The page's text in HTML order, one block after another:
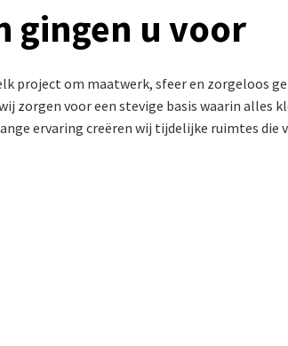
gingen u voor
project om maatwerk, sfeer en zorgeloos
zorgen voor een stevige basis waarin alles
ervaring creëren wij tijdelijke ruimtes die